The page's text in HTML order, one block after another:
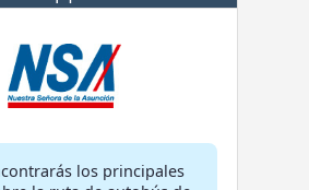
los principales